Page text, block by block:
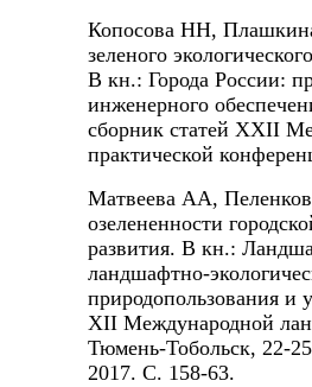
Копосова НН,
зеленого
В кн.: Города России:
инженерного
сборник статей XXII
практической
Матвеева АА,
озелененности
развития. В кн.:
ландшафтно-
природопользования и
XII Международной
Тюмень-Тобольск, 22-
2017. С. 158-63.